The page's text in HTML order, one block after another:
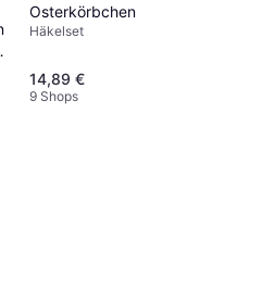
Osterkörbchen
Häkelset
14,89 €
9 Shops